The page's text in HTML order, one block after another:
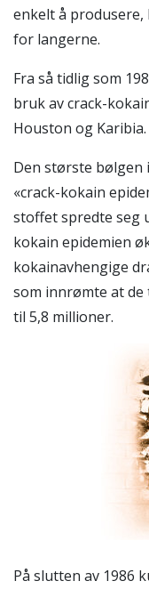
enkelt å
for langerne.
Fra så tidlig som
bruk av crack-
Houston og Karibia.
Den største
«crack-kokain
stoffet spredte seg
kokain epidemien
kokainavhengige
som innrømte at
til 5,8 millioner.
På slutten av 1986